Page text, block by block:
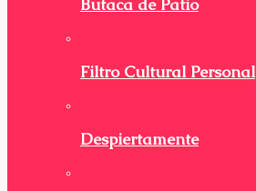
Butaca de Patio
Filtro Cultural Personal
Despiertamente